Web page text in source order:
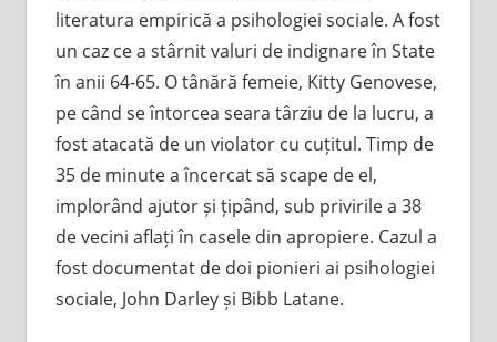
literatura empirică a psihologiei sociale. A fost
un caz ce a stârnit valuri de indignare în State
în anii 64-65. O tânără femeie, Kitty Genovese,
pe când se întorcea seara târziu de la lucru, a
fost atacată de un violator cu cuțitul. Timp de
35 de minute a încercat să scape de el,
implorând ajutor și țipând, sub privirile a 38
de vecini aflați în casele din apropiere. Cazul a
fost documentat de doi pionieri ai psihologiei
sociale, John Darley și Bibb Latane.